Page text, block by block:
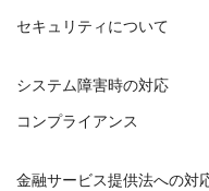
セキュリティについて
システム障害時の対応
コンプライアンス
金融サービス提供法への対